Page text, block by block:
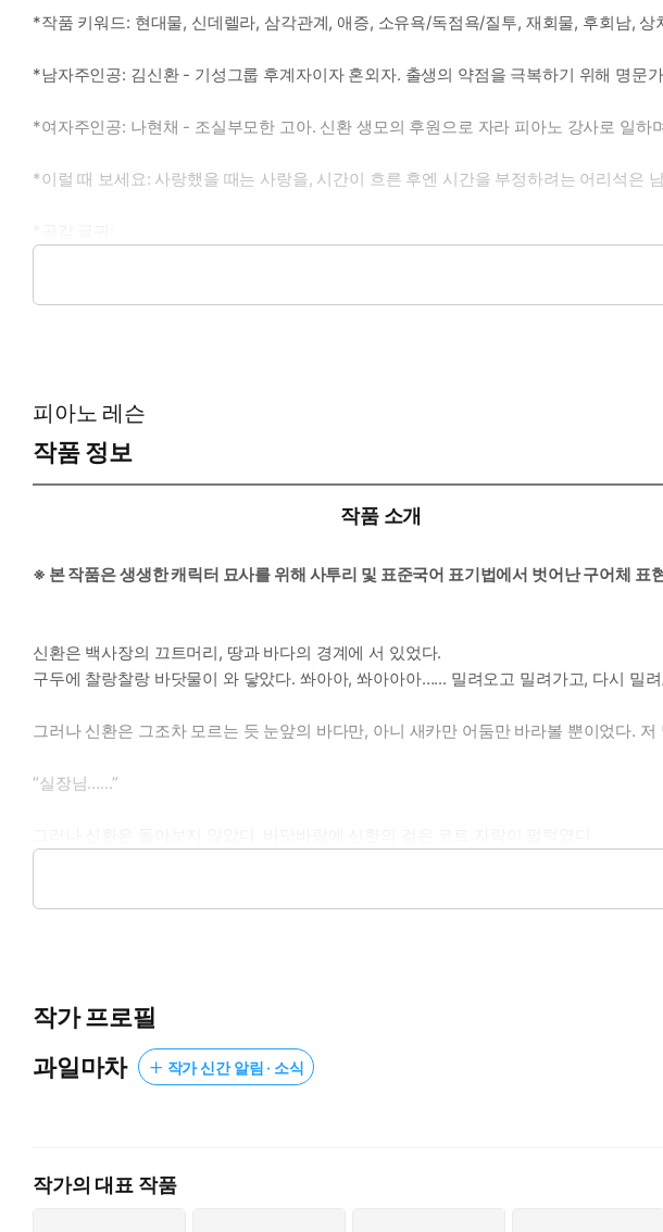
*작품 키워드: 현대물, 신데렐라, 삼각관계, 애증, 소유욕/독점욕/질투, 재회물, 후회남,
*남자주인공: 김신환 - 기성그룹 후계자이자 혼외자. 출생의 약점을 극복하기 위해 명문
*여자주인공: 나현채 - 조실부모한 고아. 신환 생모의 후원으로 자라 피아노 강사로 일하
*이럴 때 보세요: 사랑했을 때는 사랑을, 시간이 흐른 후엔 시간을 부정하려는 어리석은
“그게 다예요.”
피아노 레슨
작품 정보
작품 소개
※ 본 작품은 생생한 캐릭터 묘사를 위해 사투리 및 표준국어 표기법에서 벗어난 구어체
신환은 백사장의 끄트머리, 땅과 바다의 경계에 서 있었다.
구두에 찰랑찰랑 바닷물이 와 닿았다. 쏴아아, 쏴아아아…... 밀려오고 밀려가고, 다시 밀
그러나 신환은 그조차 모르는 듯 눈앞의 바다만, 아니 새카만 어둠만 바라볼 뿐이었다.
“실장님…...”
신환이 눈물을 흘리며 웃었다.
“…...”
“왜 이러는지…... 그 여자한테 원망받을 짓 한 것도 아닌데…... 나, 꼭 그 여자가 해 달라
작가 프로필
과일마차
작가 신간 알림 · 소식
작가의 대표 작품